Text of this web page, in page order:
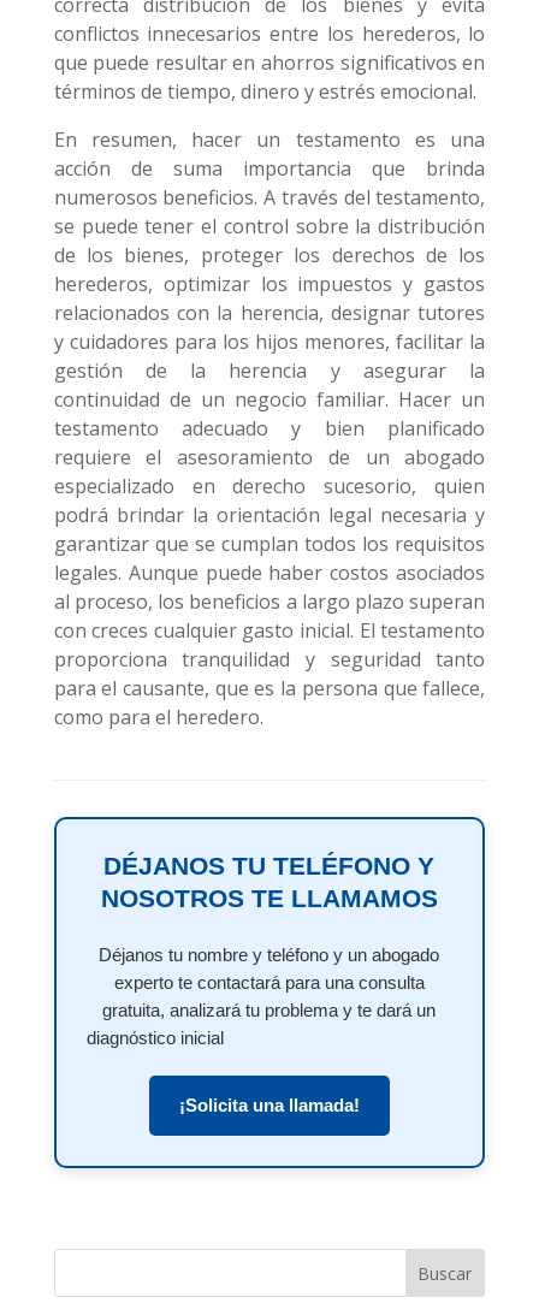
conflictos innecesarios entre los herederos, lo
que puede resultar en ahorros significativos en
términos de tiempo, dinero y estrés emocional.
En resumen, hacer un testamento es una
acción de suma importancia que brinda
numerosos beneficios. A través del testamento,
se puede tener el control sobre la distribución
de los bienes, proteger los derechos de los
herederos, optimizar los impuestos y gastos
relacionados con la herencia, designar tutores
y cuidadores para los hijos menores, facilitar la
gestión de la herencia y asegurar la
continuidad de un negocio familiar. Hacer un
testamento adecuado y bien planificado
requiere el asesoramiento de un abogado
especializado en derecho sucesorio, quien
podrá brindar la orientación legal necesaria y
garantizar que se cumplan todos los requisitos
legales. Aunque puede haber costos asociados
al proceso, los beneficios a largo plazo superan
con creces cualquier gasto inicial. El testamento
proporciona tranquilidad y seguridad tanto
para el causante, que es la persona que fallece,
como para el heredero.
DÉJANOS TU TELÉFONO Y
NOSOTROS TE LLAMAMOS
Déjanos tu nombre y teléfono y un abogado
experto te contactará para una consulta
gratuita, analizará tu problema y te dará un
diagnóstico inicial
¡Solicita una llamada!
Buscar